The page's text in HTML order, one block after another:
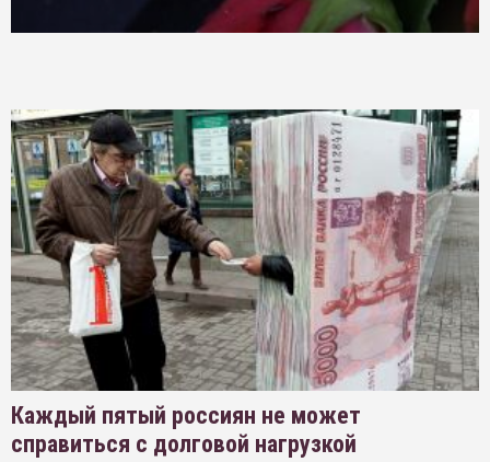
Каждый пятый россиян не может
справиться с долговой нагрузкой